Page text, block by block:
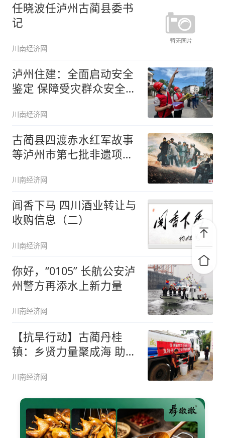
任晓波任泸州古蔺县委书
记
川南经济网
泸州住建：全面启动安全
鉴定 保障受灾群众安全有
川南经济网
古蔺县四渡赤水红军故事
等泸州市第七批非遗项目
川南经济网
闻香下马 四川酒业转让与
收购信息（二）
川南经济网
你好，“0105” 长航公安泸
州警方再添水上新力量
川南经济网
【抗旱行动】古蔺丹桂
镇：乡贤力量聚成海 助力
川南经济网